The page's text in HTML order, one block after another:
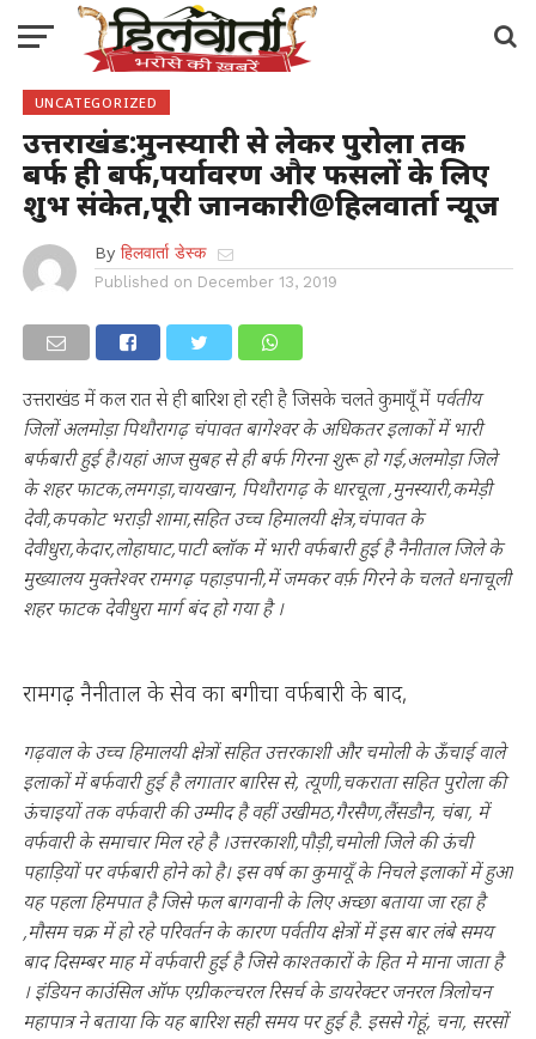
UNCATEGORIZED
उत्तराखंड:मुनस्यारी से लेकर पुरोला तक
बर्फ ही बर्फ,पर्यावरण और फसलों के लिए
शुभ संकेत,पूरी जानकारी@हिलवार्ता न्यूज
By हिलवार्ता डेस्क
Published on December 13, 2019
उत्तराखंड में कल रात से ही बारिश हो रही है जिसके चलते कुमायूँ में पर्वतीय
जिलों अलमोड़ा पिथौरागढ़ चंपावत बागेश्वर के अधिकतर इलाकों में भारी
बर्फबारी हुई है।यहां आज सुबह से ही बर्फ गिरना शुरू हो गई,अलमोड़ा जिले
के शहर फाटक,लमगड़ा,चायखान, पिथौरागढ़ के धारचूला ,मुनस्यारी,कमेड़ी
देवी,कपकोट भराड़ी शामा,सहित उच्च हिमालयी क्षेत्र,चंपावत के
देवीधुरा,केदार,लोहाघाट,पाटी ब्लॉक में भारी वर्फबारी हुई है नैनीताल जिले के
मुख्यालय मुक्तेश्वर रामगढ़ पहाड़पानी,में जमकर वर्फ़ गिरने के चलते धनाचूली
शहर फाटक देवीधुरा मार्ग बंद हो गया है ।
रामगढ़ नैनीताल के सेव का बगीचा वर्फबारी के बाद,
गढ़वाल के उच्च हिमालयी क्षेत्रों सहित उत्तरकाशी और चमोली के ऊँचाई वाले
इलाकों में बर्फवारी हुई है लगातार बारिस से, त्यूणी,चकराता सहित पुरोला की
ऊंचाइयों तक वर्फवारी की उम्मीद है वहीं उखीमठ,गैरसैण,लैंसडौन, चंबा, में
वर्फवारी के समाचार मिल रहे है ।उत्तरकाशी,पौड़ी,चमोली जिले की ऊंची
पहाड़ियों पर वर्फबारी होने को है। इस वर्ष का कुमायूँ के निचले इलाकों में हुआ
यह पहला हिमपात है जिसे फल बागवानी के लिए अच्छा बताया जा रहा है
,मौसम चक्र में हो रहे परिवर्तन के कारण पर्वतीय क्षेत्रों में इस बार लंबे समय
बाद दिसम्बर माह में वर्फवारी हुई है जिसे काश्तकारों के हित मे माना जाता है
। इंडियन काउंसिल ऑफ एग्रीकल्चरल रिसर्च के डायरेक्टर जनरल त्रिलोचन
महापात्र ने बताया कि यह बारिश सही समय पर हुई है. इससे गेहूं, चना, सरसों